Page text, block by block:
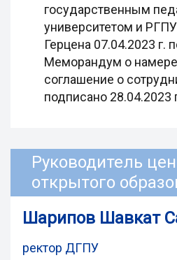
государственным
университетом и
Герцена 07.04.2023 г.
Меморандум о
соглашение о
подписано 28.04.2023
Руководитель
открытого
Шарипов Шавкат
ректор ДГПУ